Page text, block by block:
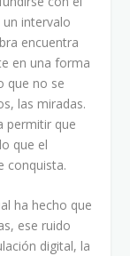
intervalo
encuentra
en una forma
que no se
las miradas.
permitir que
que el
conquista.
ha hecho que
ese ruido
digital, la